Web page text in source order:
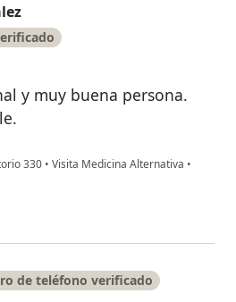
y muy buena persona.
330 • Visita Medicina Alternativa •
González
de teléfono verificado